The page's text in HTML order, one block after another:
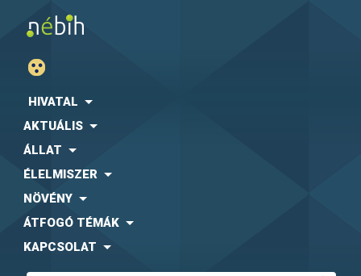
HIVATAL
AKTUÁLIS
ÁLLAT
ÉLELMISZER
NÖVÉNY
ÁTFOGÓ TÉMÁK
KAPCSOLAT